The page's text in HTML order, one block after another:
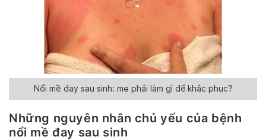
Nổi mề đay sau sinh: mẹ phải làm gì để khắc phục?
Những nguyên nhân chủ yếu của bệnh
nổi mề đay sau sinh